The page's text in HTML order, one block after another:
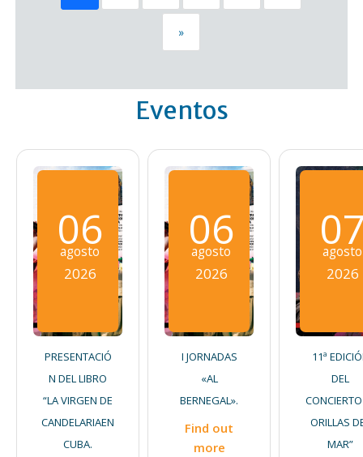
»
Eventos
06
agosto
2026
PRESENTACIÓ
N DEL LIBRO
“LA VIRGEN DE
CANDELARIAEN
CUBA.
06
agosto
2026
I JORNADAS
«AL
BERNEGAL».
Find out
more
agosto
2026
11ª
DEL
ORILLAS
MAR”